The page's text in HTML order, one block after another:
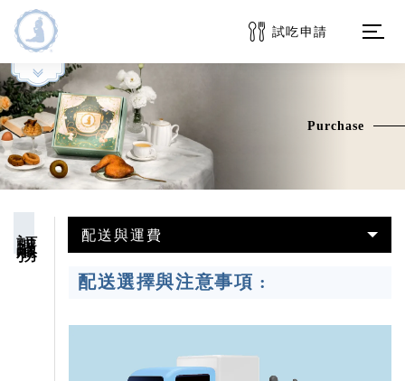
Purchase
消息快報
訂購服務
客戶專區
試吃申請
配送與運費
配送選擇與注意事項 :